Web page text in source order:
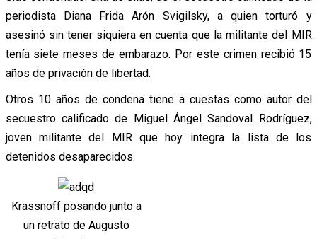
periodista Diana Frida Arón Svigilsky, a quien torturó y
asesinó sin tener siquiera en cuenta que la militante del MIR
tenía siete meses de embarazo. Por este crimen recibió 15
años de privación de libertad.
Otros 10 años de condena tiene a cuestas como autor del
secuestro calificado de Miguel Ángel Sandoval Rodríguez,
joven militante del MIR que hoy integra la lista de los
detenidos desaparecidos.
Krassnoff posando junto a
un retrato de Augusto